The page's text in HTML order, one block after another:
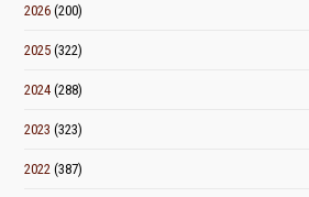
2026 (200)
2025 (322)
2024 (288)
2023 (323)
2022 (387)